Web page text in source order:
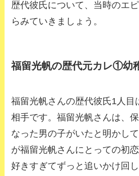
歴代彼氏について、当時のエ
らみていきましょう。
福留光帆の歴代元カレ①幼
福留光帆さんの歴代彼氏1人目
相手です。福留光帆さんは、
なった男の子がいたと明かし
が福留光帆さんにとっての初
好きすぎてずっと追いかけ回